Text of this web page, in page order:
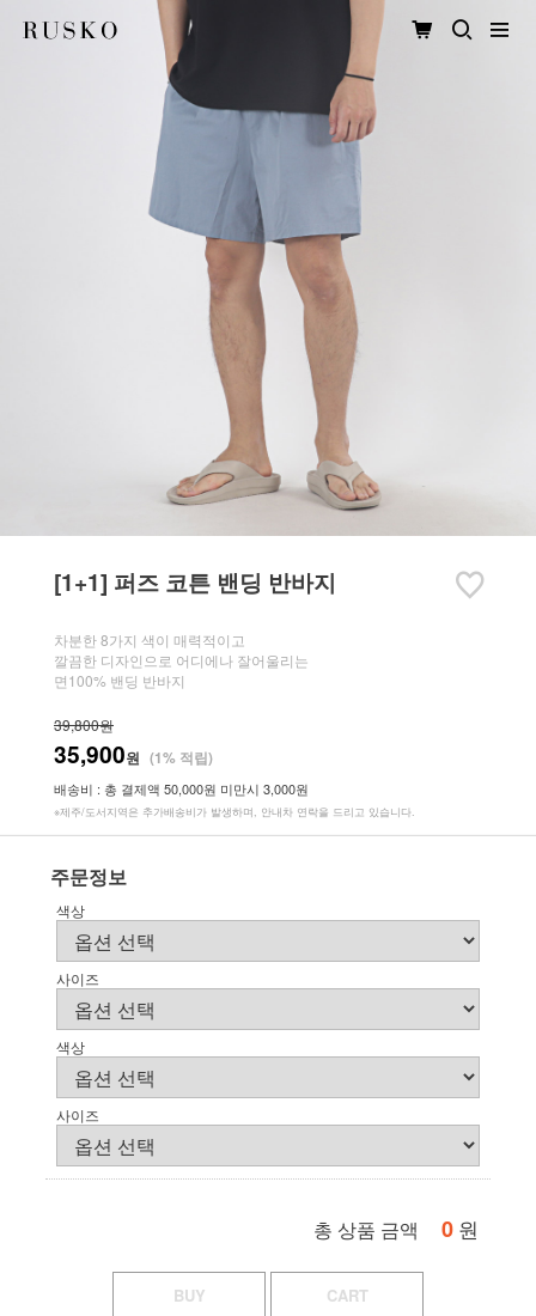
[1+1] 퍼즈 코튼 밴딩 반바지
차분한 8가지 색이 매력적이고
깔끔한 디자인으로 어디에나 잘어울리는
면100% 밴딩 반바지
39,800원
35,900원 (1% 적립)
배송비 : 총 결제액 50,000원 미만시 3,000원
※제주/도서지역은 추가배송비가 발생하며, 안내차 연락을 드리고 있습니다.
주문정보
색상
사이즈
색상
사이즈
총 상품 금액 0 원
BUY CART